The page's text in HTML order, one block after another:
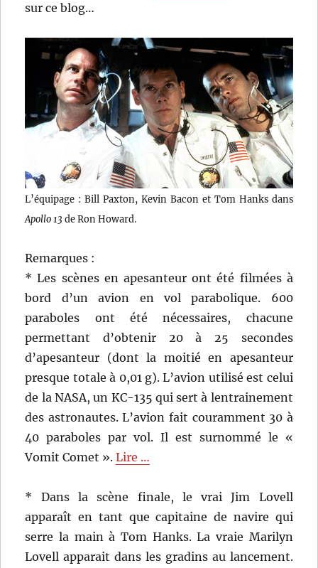
sur ce blog…
L’équipage : Bill Paxton, Kevin Bacon et Tom Hanks dans
Apollo 13 de Ron Howard.
Remarques :
* Les scènes en apesanteur ont été filmées à
bord d’un avion en vol parabolique. 600
paraboles ont été nécessaires, chacune
permettant d’obtenir 20 à 25 secondes
d’apesanteur (dont la moitié en apesanteur
presque totale à 0,01 g). L’avion utilisé est celui
de la NASA, un KC-135 qui sert à lentrainement
des astronautes. L’avion fait couramment 30 à
40 paraboles par vol. Il est surnommé le «
Vomit Comet ».Lire …
* Dans la scène finale, le vrai Jim Lovell
apparaît en tant que capitaine de navire qui
serre la main à Tom Hanks. La vraie Marilyn
Lovell apparait dans les gradins au lancement.